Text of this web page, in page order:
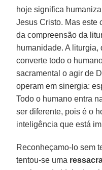
hoje significa
Jesus Cristo. Mas este
da compreensão da
humanidade. A liturgia,
converte todo o
sacramental o agir de
operam em sinergia:
Todo o humano entra
ser diferente, pois é o
inteligência que está
Reconheçamo-lo sem
tentou-se uma